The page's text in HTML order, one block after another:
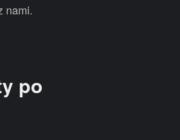
nami.
po